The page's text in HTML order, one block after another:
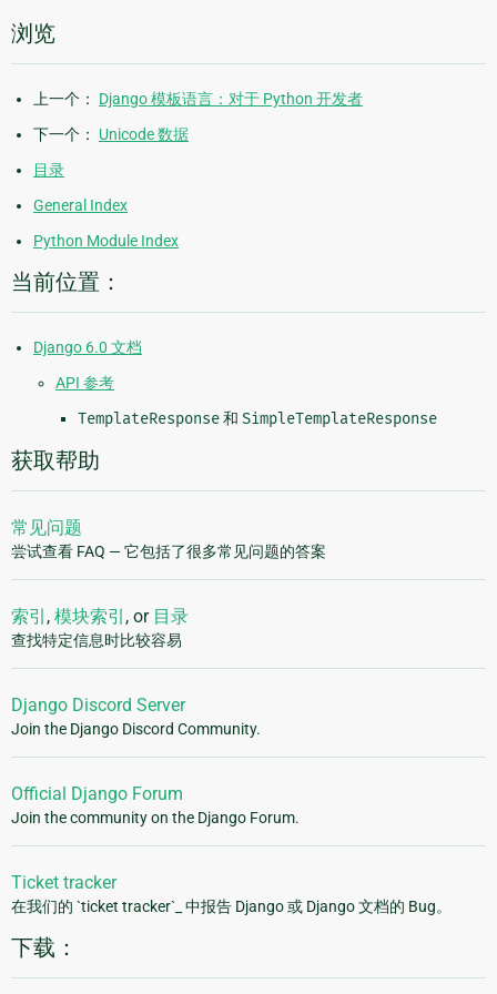
浏览
上一个： Django 模板语言：对于 Python 开发者
下一个： Unicode 数据
目录
General Index
Python Module Index
当前位置：
Django 6.0 文档
API 参考
TemplateResponse和 SimpleTemplateResponse
获取帮助
常见问题
尝试查看 FAQ — 它包括了很多常见问题的答案
索引 , 模块索引 , or 目录
查找特定信息时比较容易
Django Discord Server
Join the Django Discord Community.
Official Django Forum
Join the community on the Django Forum.
Ticket tracker
在我们的 `ticket tracker`_ 中报告 Django 或 Django 文档的 Bug。
下载：